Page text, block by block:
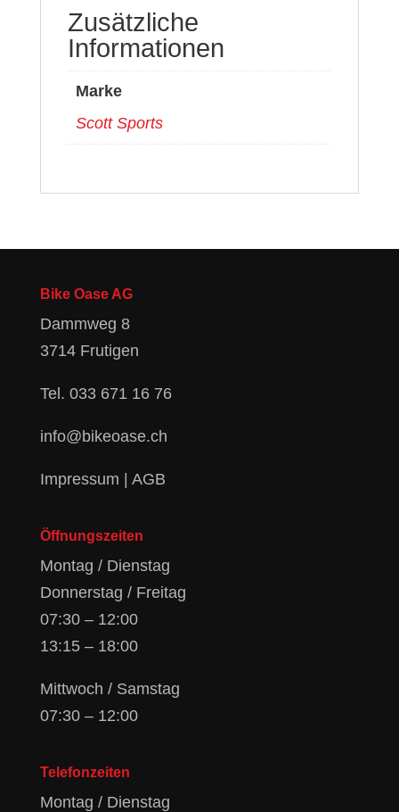
Zusätzliche
Informationen
Marke
Scott Sports
Bike Oase AG
Dammweg 8
3714 Frutigen
Tel. 033 671 16 76
info@bikeoase.ch
Impressum | AGB
Öffnungszeiten
Montag / Dienstag
Donnerstag / Freitag
07:30 – 12:00
13:15 – 18:00
Mittwoch / Samstag
07:30 – 12:00
Telefonzeiten
Montag / Dienstag